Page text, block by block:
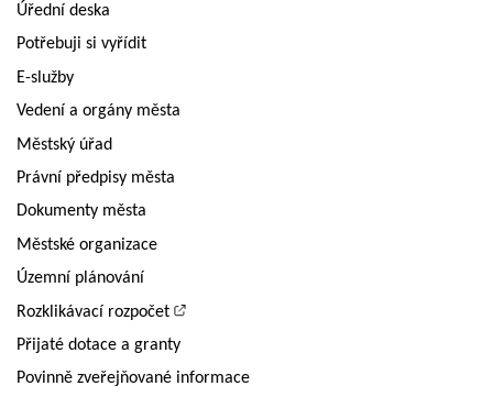
Úřední deska
Potřebuji si vyřídit
E-služby
Vedení a orgány města
Městský úřad
Právní předpisy města
Dokumenty města
Městské organizace
Územní plánování
Rozklikávací rozpočet
Přijaté dotace a granty
Povinně zveřejňované informace